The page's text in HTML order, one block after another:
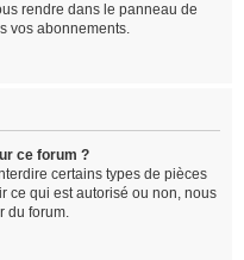
rendre dans le panneau de
vos abonnements.
ce forum ?
certains types de pièces
ce qui est autorisé ou non, nous
du forum.